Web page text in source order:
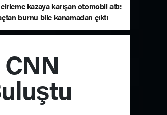
kazaya karışan otomobil attı:
burnu bile kanamadan çıktı